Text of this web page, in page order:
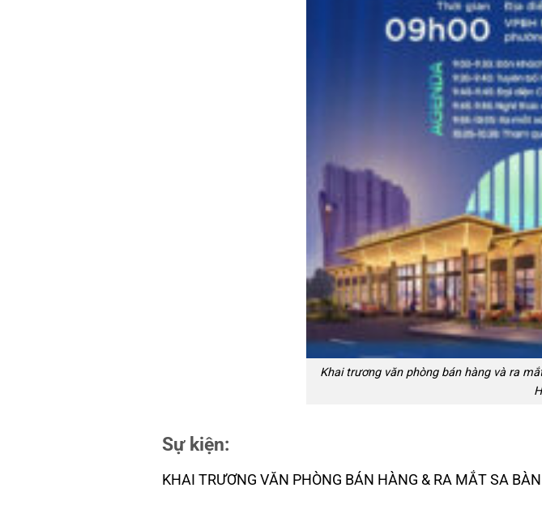
Khai trương văn phòng bán hàng và ra
Sự kiện:
KHAI TRƯƠNG VĂN PHÒNG BÁN HÀNG & RA MẮT SA